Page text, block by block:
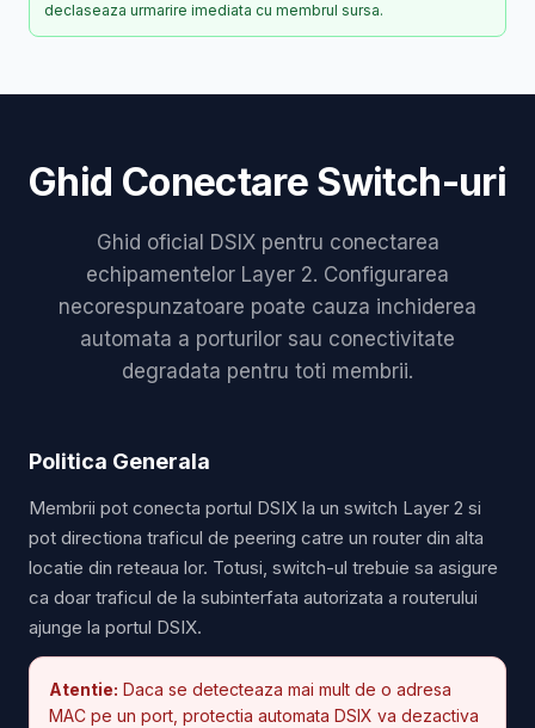
declaseaza urmarire imediata cu membrul sursa.
Ghid Conectare Switch-uri
Ghid oficial DSIX pentru conectarea
echipamentelor Layer 2. Configurarea
necorespunzatoare poate cauza inchiderea
automata a porturilor sau conectivitate
degradata pentru toti membrii.
Politica Generala
Membrii pot conecta portul DSIX la un switch Layer 2 si
pot directiona traficul de peering catre un router din alta
locatie din reteaua lor. Totusi, switch-ul trebuie sa asigure
ca doar traficul de la subinterfata autorizata a routerului
ajunge la portul DSIX.
Atentie: Daca se detecteaza mai mult de o adresa
MAC pe un port, protectia automata DSIX va dezactiva